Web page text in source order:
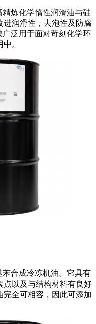
精炼化学惰性润滑油与硅
进润滑性，去泡性及防腐
广泛用于面对苛刻化学环
。
苯合成冷冻机油。它具有
点以及与结构材料有良好
全可相容，因此可添加